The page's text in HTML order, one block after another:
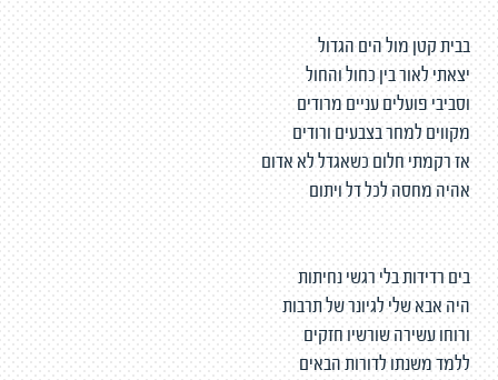
בבית קטן מול הים הגדול
יצאתי לאור בין כחול והחול
וסביבי פועלים עניים מרודים
מקווים למחר בצבעים ורודים
אז רקמתי חלום כשאגדל לא אדום
אהיה מחסה לכל דל ויתום
בים רדידות בלי רגשי נחיתות
היה אבא שלי לגיונר של תרבות
ורוחו עשירה שורשיו חזקים
ללמד משנתו לדורות הבאים